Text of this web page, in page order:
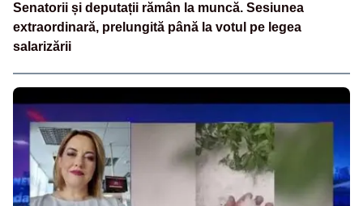
Senatorii și deputații rămân la muncă. Sesiunea
extraordinară, prelungită până la votul pe legea
salarizării